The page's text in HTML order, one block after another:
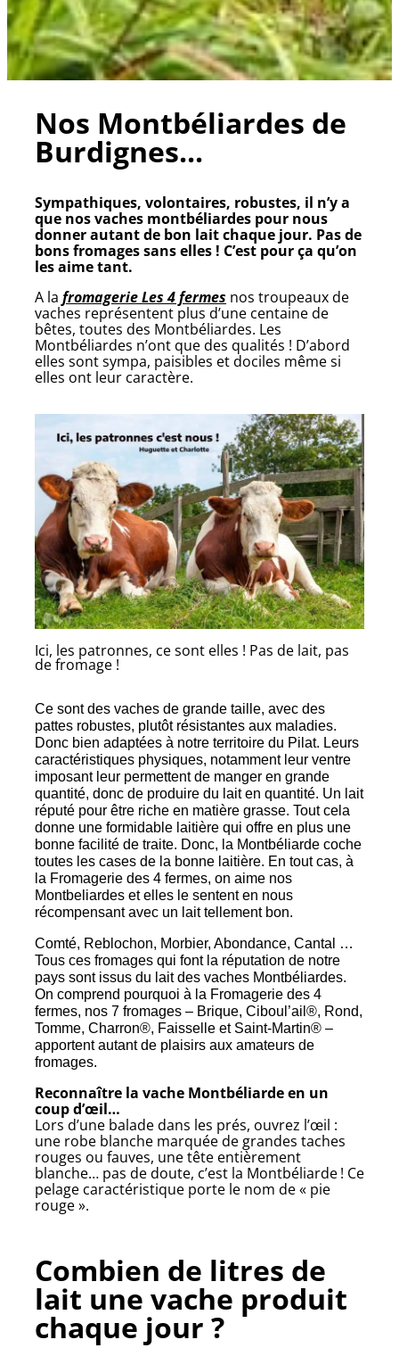
Nos Montbéliardes de
Burdignes...
Sympathiques, volontaires, robustes, il n’y a
que nos vaches montbéliardes pour nous
donner autant de bon lait chaque jour. Pas de
bons fromages sans elles ! C’est pour ça qu’on
les aime tant.
A la fromagerie Les 4 fermes nos troupeaux de
vaches représentent plus d’une centaine de
bêtes, toutes des Montbéliardes. Les
Montbéliardes n’ont que des qualités ! D’abord
elles sont sympa, paisibles et dociles même si
elles ont leur caractère.
Ici, les patronnes, ce sont elles ! Pas de lait, pas
de fromage !
Ce sont des vaches de grande taille, avec des
pattes robustes, plutôt résistantes aux maladies.
Donc bien adaptées à notre territoire du Pilat. Leurs
caractéristiques physiques, notamment leur ventre
imposant leur permettent de manger en grande
quantité, donc de produire du lait en quantité. Un lait
réputé pour être riche en matière grasse. Tout cela
donne une formidable laitière qui offre en plus une
bonne facilité de traite. Donc, la Montbéliarde coche
toutes les cases de la bonne laitière. En tout cas, à
la Fromagerie des 4 fermes, on aime nos
Montbeliardes et elles le sentent en nous
récompensant avec un lait tellement bon.
Comté, Reblochon, Morbier, Abondance, Cantal …
Tous ces fromages qui font la réputation de notre
pays sont issus du lait des vaches Montbéliardes.
On comprend pourquoi à la Fromagerie des 4
fermes, nos 7 fromages – Brique, Ciboul’ail®, Rond,
Tomme, Charron®, Faisselle et Saint-Martin® –
apportent autant de plaisirs aux amateurs de
fromages.
Reconnaître la vache Montbéliarde en un
coup d’œil…
Lors d’une balade dans les prés, ouvrez l’œil :
une robe blanche marquée de grandes taches
rouges ou fauves, une tête entièrement
blanche… pas de doute, c’est la Montbéliarde ! Ce
pelage caractéristique porte le nom de « pie
rouge ».
Combien de litres de
lait une vache produit
chaque jour ?